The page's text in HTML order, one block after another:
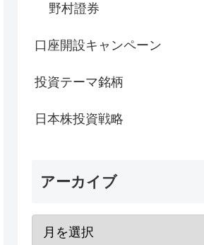
野村證券
口座開設キャンペーン
投資テーマ銘柄
日本株投資戦略
アーカイブ